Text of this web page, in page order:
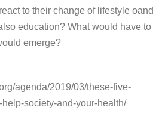
to their change of lifestyle oand
education? What would have to
emerge?
agenda/2019/03/these-five-
society-and-your-health/